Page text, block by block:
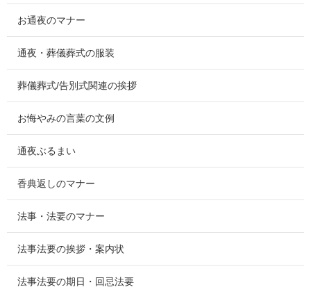
お通夜のマナー
通夜・葬儀葬式の服装
葬儀葬式/告別式関連の挨拶
お悔やみの言葉の文例
通夜ぶるまい
香典返しのマナー
法事・法要のマナー
法事法要の挨拶・案内状
法事法要の期日・回忌法要